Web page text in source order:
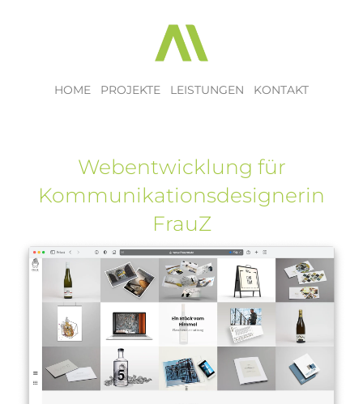
HOME PROJEKTE LEISTUNGEN KONTAKT
Webentwicklung für
Kommunikationsdesignerin
FrauZ